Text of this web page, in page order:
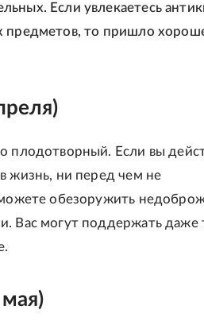
Если увлекаетесь
предметов, то пришло
плодотворный. Если вы
жизнь, ни перед чем не
обезоружить
Вас могут поддержать даже